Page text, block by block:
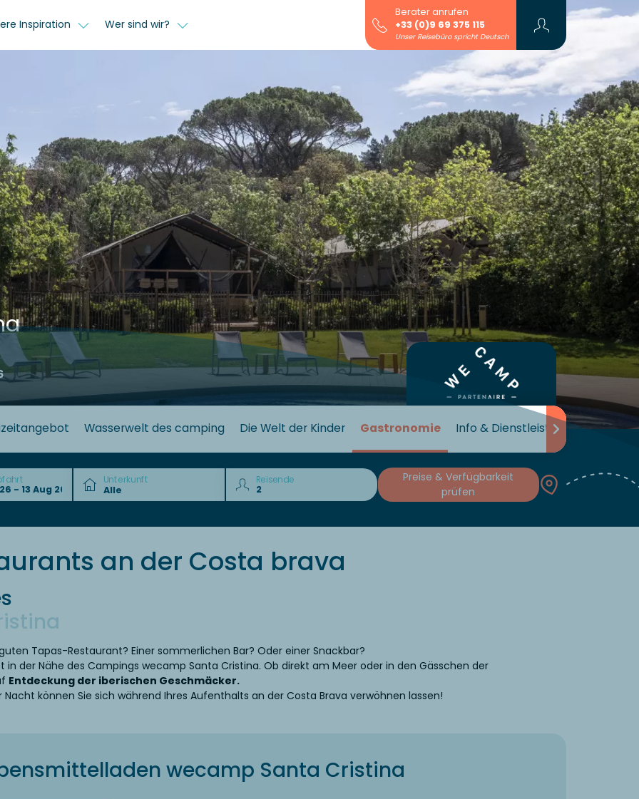
Inspiration Wer sind wir?
Berater anrufen
+33 (0)9 69 375 115
Unser Reisebüro spricht Deutsch
Wasserwelt des camping Die Welt der Kinder Gastronomie Info & Dienstleistungen
Unterkunft Reisende
Preise & Verfügbarkeit
prüfen
an der Costa brava
Tapas-Restaurant? Einer sommerlichen Bar? Oder einer Snackbar?
in der Nähe des Campings wecamp Santa Cristina. Ob direkt am Meer oder in den Gässchen der
Entdeckung der iberischen Geschmäcker.
können Sie sich während Ihres Aufenthalts an der Costa Brava verwöhnen lassen!
wecamp Santa Cristina